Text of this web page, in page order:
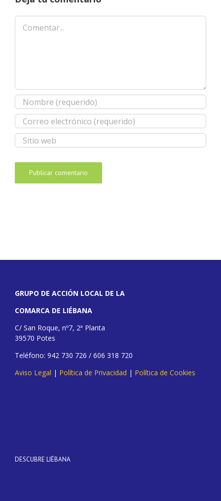
Comentar
GRUPO DE ACCIÓN LOCAL DE LA
COMARCA DE LIÉBANA
C/ San Roque, nº7, 2ª Planta
39570 Potes
Teléfono: 942 730 726 / 606 318 720
Aviso Legal | Política de Privacidad | Política de Cookies
DESCUBRE LIÉBANA